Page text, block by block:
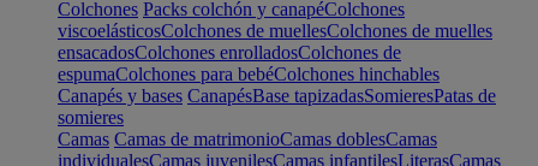
Colchones Packs colchón y canapéColchones
viscoelásticosColchones de muellesColchones de muelles
ensacadosColchones enrolladosColchones de
espumaColchones para bebéColchones hinchables
Canapés y bases CanapésBase tapizadasSomieresPatas de
somieres
Camas Camas de matrimonioCamas doblesCamas
individualesCamas juvenilesCamas infantilesLiterasCamas